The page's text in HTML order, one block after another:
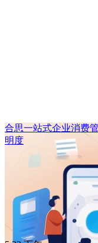
合思一站式企业消费
明度